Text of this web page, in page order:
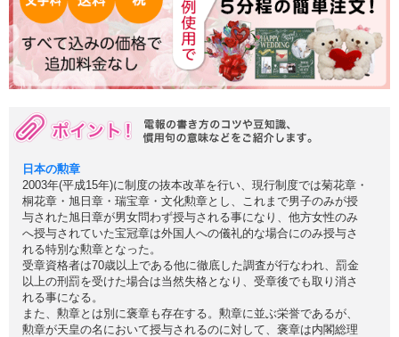
日本の勲章
2003年(平成15年)に制度の抜本改革を行い、現行制度では菊花章・
桐花章・旭日章・瑞宝章・文化勲章とし、これまで男子のみが授
与された旭日章が男女問わず授与される事になり、他方女性のみ
へ授与されていた宝冠章は外国人への儀礼的な場合にのみ授与さ
れる特別な勲章となった。
受章資格者は70歳以上である他に徹底した調査が行なわれ、罰金
以上の刑罰を受けた場合は当然失格となり、受章後でも取り消さ
れる事になる。
また、勲章とは別に褒章も存在する。勲章に並ぶ栄誉であるが、
勲章が天皇の名において授与されるのに対して、褒章は内閣総理